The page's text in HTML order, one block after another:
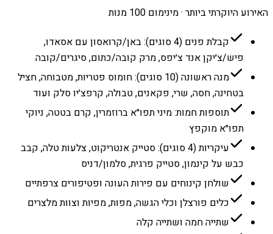
האירוע היוקרתי ביותר · מינימום 100 מנות
קבלת פנים (4 סוגים): באן/קרואסון עם אסאדו,
פיש/צ׳יקן אנד צ׳יפס, מרק קובה/כתום, סיגרים/קובה
מנה ראשונה (10 סוגים): חומוס פטריות, מטבוחה, חציל
בטחינה, חסה, שרי, פקאנים, טבולה, קרפצ׳יו סלק ועוד
תוספות חמות: מיני תפו״א ברוזמרין, קרם בטטה, ניוקי
תפו״א מוקפץ
עיקריות (4 סוגים): סטייק אנטריקוט, צלעות טלה, קבב
כבש על קינמון, סטייק פרגית, סלמון/דניס
שולחן קינוחים עם פירות העונה ופטיפורים צרפתיים
כלים פורצלן וכלי הגשה, מפות, מפיות וצוות מלצרים
שתייה חמה ושתייה קלה